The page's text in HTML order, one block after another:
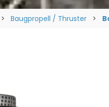
> Baugpropell / Thruster >